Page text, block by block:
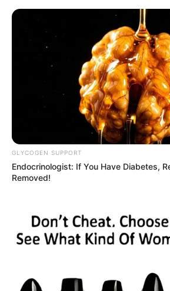
GLYCOGEN SUPPORT
Endocrinologist: If You Have Diabetes,
Removed!